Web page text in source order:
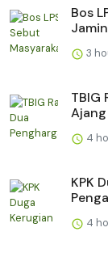
Bos
3
TBIG
Ajang
4
KPK
4